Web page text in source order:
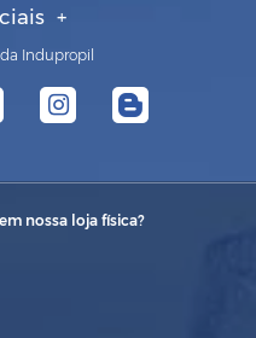
Indupropil
nossa loja física?